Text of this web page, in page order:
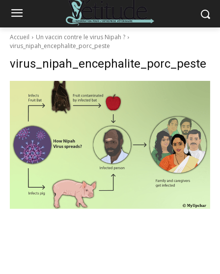
Accueil
Un vaccin contre le virus Nipah ?
virus_nipah_encephalite_porc_peste
virus_nipah_encephalite_porc_peste